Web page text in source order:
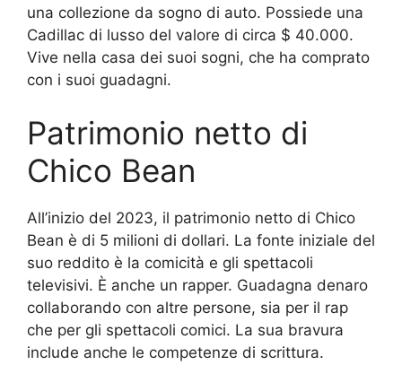
una collezione da sogno di auto. Possiede una
Cadillac di lusso del valore di circa $ 40.000.
Vive nella casa dei suoi sogni, che ha comprato
con i suoi guadagni.
Patrimonio netto di
Chico Bean
All’inizio del 2023, il patrimonio netto di Chico
Bean è di 5 milioni di dollari. La fonte iniziale del
suo reddito è la comicità e gli spettacoli
televisivi. È anche un rapper. Guadagna denaro
collaborando con altre persone, sia per il rap
che per gli spettacoli comici. La sua bravura
include anche le competenze di scrittura.